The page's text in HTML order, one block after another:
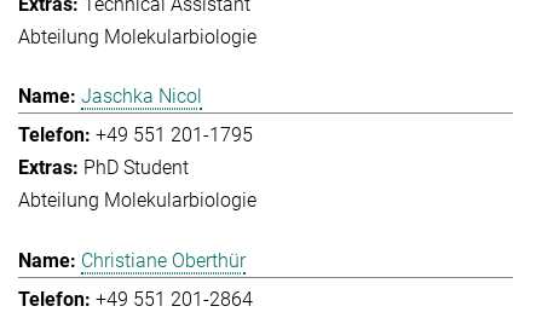
Abteilung Molekularbiologie
Jaschka Nicol
+49 551 201-1795
PhD Student
Abteilung Molekularbiologie
Christiane Oberthür
+49 551 201-2864